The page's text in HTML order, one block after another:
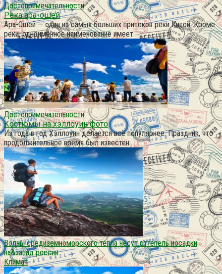
Достопримечательности
Река ара-ошей
Ара-Ошей — один из самых больших притоков реки Китой. Кроме
реки, одноименное наименование имеет
Достопримечательности
Костюмы на хэллоуин фото
Из года в год Хэллоуин делается всё популярнее. Праздник, что
продолжительное время был известен
Волны средиземноморского тепла несут оттепель иосадки
на&запад россии
Климат